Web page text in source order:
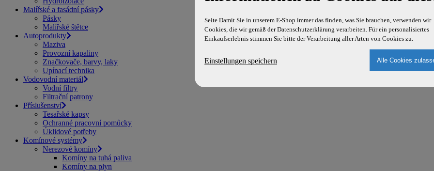
Malířské a fasádní pásky
Pásky
Malířské štětce
Autoprodukty
Maziva
Provozní kapaliny
Značkovače, barvy, laky
Upínací technika
Vodovodní materiál
Vodní filtry
Filtrační patrony
Příslušenství
Tesařské kapsy
Ochranné pracovní pomůcky
Úklidové potřeby
Komínové systémy
Nerezové komíny
Komíny na tuhá paliva
Komíny na plyn
Seite Damit Sie in unserem E-Shop immer das finden, was Sie brauchen, verwenden wir
Cookies, die wir gemäß der Datenschutzerklärung verarbeiten. Für ein personalisiertes
Einkaufserlebnis stimmen Sie bitte der Verarbeitung aller Arten von Cookies zu.
Einstellungen speichern